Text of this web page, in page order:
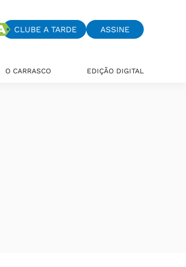
CLUBE A TARDE ASSINE
O CARRASCO EDIÇÃO DIGITAL